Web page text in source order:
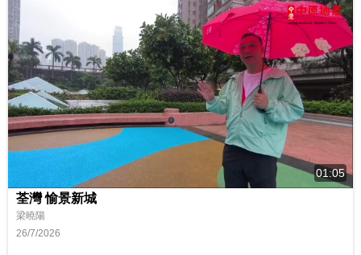
01:05
荃灣 愉景新城
梁曉陽
26/7/2026